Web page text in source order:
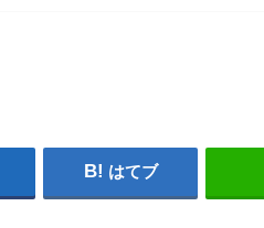
はてブ